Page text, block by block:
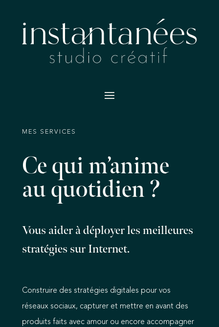
MES SERVICES
Ce qui m’anime
au quotidien ?
Vous aider à déployer les meilleures
stratégies sur Internet.
Construire des stratégies digitales pour vos
réseaux sociaux, capturer et mettre en avant des
produits faits avec amour ou encore accompagner